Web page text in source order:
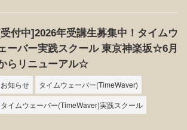
付中]2026年受講生募集中！タイムウ
ーバー実践スクール 東京神楽坂☆6月
らリニューアル☆
お知らせ
タイムウェーバー(TimeWaver)
タイムウェーバー(TimeWaver)実践スクール